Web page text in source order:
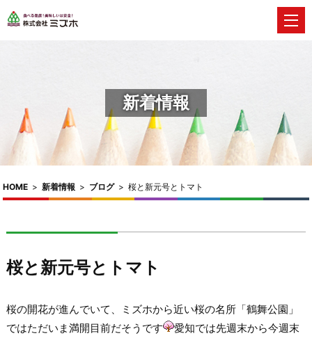
新着情報
HOME > 新着情報 > ブログ> 桜と新元号とトマト
桜と新元号とトマト
桜の開花が進んでいて、ミズホから近い桜の名所「鶴舞公園」
ではただいま満開目前だそうです
愛知では先週末から今週末